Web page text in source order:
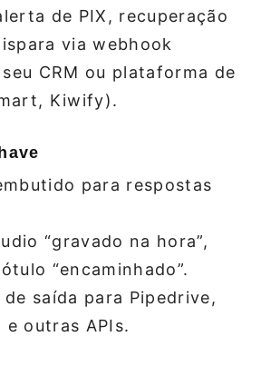
de PIX, recuperação
via webhook
CRM ou plataforma de
Kiwify).
para respostas
“gravado na hora”,
“encaminhado”.
de saída para Pipedrive,
e outras APIs.